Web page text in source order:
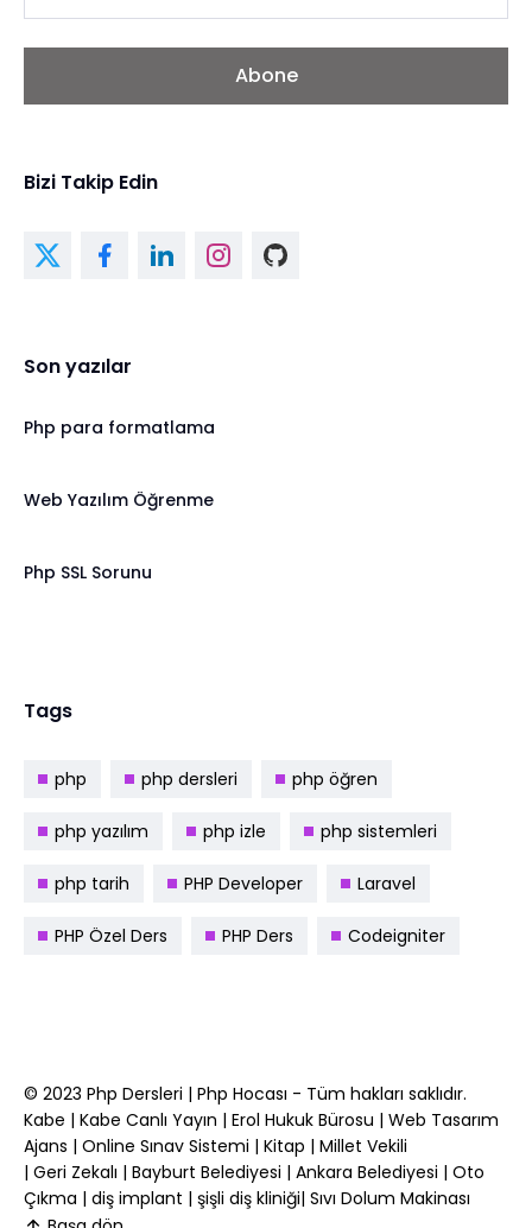
Abone
Bizi Takip Edin
Son yazılar
Php para formatlama
Web Yazılım Öğrenme
Php SSL Sorunu
Tags
php php dersleri php öğren
php yazılım php izle php sistemleri
php tarih PHP Developer Laravel
PHP Özel Ders PHP Ders Codeigniter
© 2023 Php Dersleri | Php Hocası - Tüm hakları saklıdır.
Kabe | Kabe Canlı Yayın | Erol Hukuk Bürosu | Web Tasarım
Ajans | Online Sınav Sistemi | Kitap | Millet Vekili
| Geri Zekalı | Bayburt Belediyesi | Ankara Belediyesi | Oto
Çıkma | diş implant | şişli diş kliniği| Sıvı Dolum Makinası